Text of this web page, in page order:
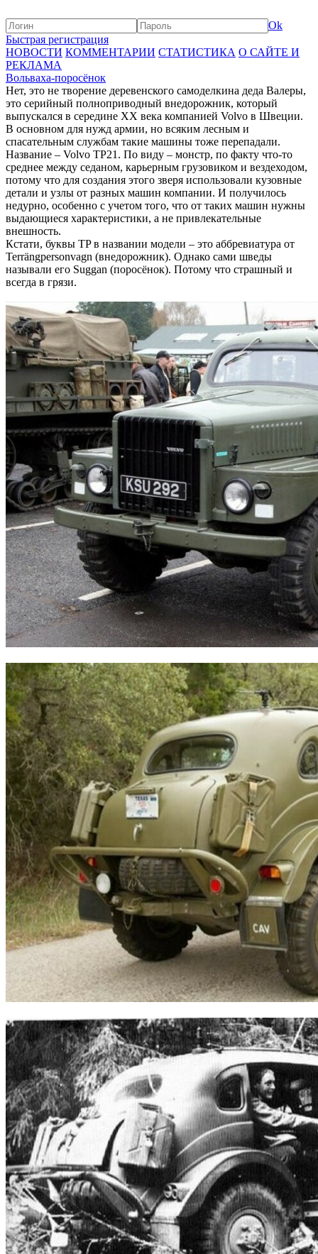
Ok
Быстрая регистрация
НОВОСТИ КОММЕНТАРИИ СТАТИСТИКА О САЙТЕ И
РЕКЛАМА
Вольваха-поросёнок
Нет, это не творение деревенского самоделкина деда Валеры,
это серийный полноприводный внедорожник, который
выпускался в середине XX века компанией Volvo в Швеции.
В основном для нужд армии, но всяким лесным и
спасательным службам такие машины тоже перепадали.
Название – Volvo TP21. По виду – монстр, по факту что-то
среднее между седаном, карьерным грузовиком и вездеходом,
потому что для создания этого зверя использовали кузовные
детали и узлы от разных машин компании. И получилось
недурно, особенно с учетом того, что от таких машин нужны
выдающиеся характеристики, а не привлекательные
внешность.
Кстати, буквы TP в названии модели – это аббревиатура от
Terrängpersonvagn (внедорожник). Однако сами шведы
называли его Suggan (поросёнок). Потому что страшный и
всегда в грязи.